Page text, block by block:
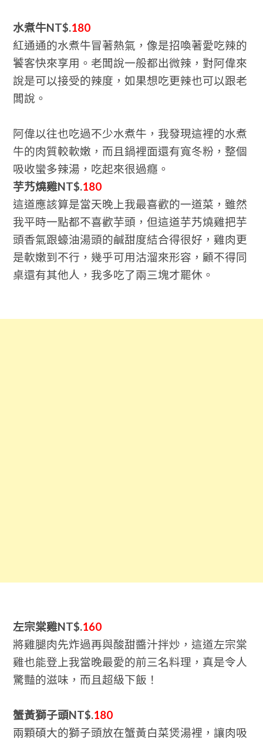
水煮牛NT$.180
紅通通的水煮牛冒著熱氣，像是招喚著愛吃辣的
饕客快來享用。老闆說一般都出微辣，對阿偉來
說是可以接受的辣度，如果想吃更辣也可以跟老
闆說。
阿偉以往也吃過不少水煮牛，我發現這裡的水煮
牛的肉質較軟嫩，而且鍋裡面還有寬冬粉，整個
吸收蠻多辣湯，吃起來很過癮。
芋艿燒雞NT$.180
這道應該算是當天晚上我最喜歡的一道菜，雖然
我平時一點都不喜歡芋頭，但這道芋艿燒雞把芋
頭香氣跟蠔油湯頭的鹹甜度結合得很好，雞肉更
是軟嫩到不行，幾乎可用沽溜來形容，顧不得同
桌還有其他人，我多吃了兩三塊才罷休。
左宗棠雞NT$.160
將雞腿肉先炸過再與酸甜醬汁拌炒，這道左宗棠
雞也能登上我當晚最愛的前三名料理，真是令人
驚豔的滋味，而且超級下飯！
蟹黃獅子頭NT$.180
兩顆碩大的獅子頭放在蟹黃白菜煲湯裡，讓肉吸